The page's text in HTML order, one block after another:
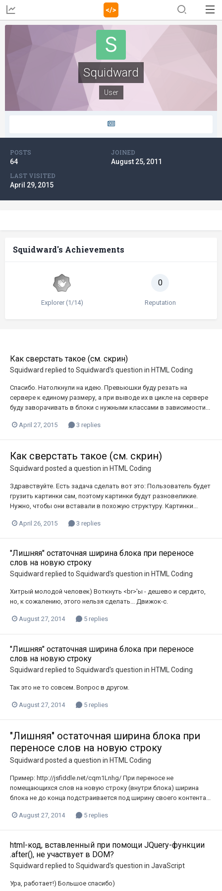
Squidward
User
POSTS
64
JOINED
August 25, 2011
LAST VISITED
April 29, 2015
Squidward's Achievements
Explorer (1/14)
0
Reputation
Как сверстать такое (см. скрин)
Squidward replied to Squidward's question in HTML Coding
Спасибо. Натолкнули на идею. Превьюшки буду резать на
сервере к единому размеру, а при выводе их в цикле на сервере
буду заворачивать в блоки с нужными классами в зависимости...
April 27, 2015 3 replies
Как сверстать такое (см. скрин)
Squidward posted a question in HTML Coding
Здравствуйте. Есть задача сделать вот это: Пользователь будет
грузить картинки сам, поэтому картинки будут разновеликие.
Нужно, чтобы они вставали в похожую структуру. Картинки...
April 26, 2015 3 replies
"Лишняя" остаточная ширина блока при переносе
слов на новую строку
Squidward replied to Squidward's question in HTML Coding
Хитрый молодой человек) Воткнуть <br>'ы - дешево и сердито,
но, к сожалению, этого нельзя сделать... Движок-с.
August 27, 2014 5 replies
"Лишняя" остаточная ширина блока при переносе
слов на новую строку
Squidward replied to Squidward's question in HTML Coding
Так это не то совсем. Вопрос в другом.
August 27, 2014 5 replies
"Лишняя" остаточная ширина блока при
переносе слов на новую строку
Squidward posted a question in HTML Coding
Пример: http://jsfiddle.net/cqm1Lnhg/ При переносе не
помещающихся слов на новую строку (внутри блока) ширина
блока не до конца подстраивается под ширину своего контента...
August 27, 2014 5 replies
html-код, вставленный при помощи JQuery-функции
.after(), не участвует в DOM?
Squidward replied to Squidward's question in JavaScript
Ура, работает!) Большое спасибо)